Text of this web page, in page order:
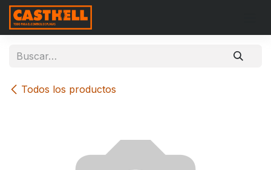
Ir al contenido
Todos los productos